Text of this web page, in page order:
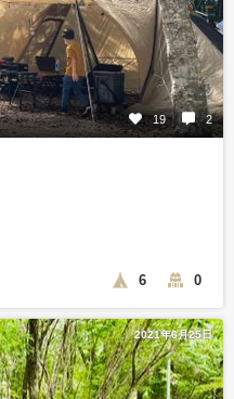
19 2
6 0
2021年6月25日